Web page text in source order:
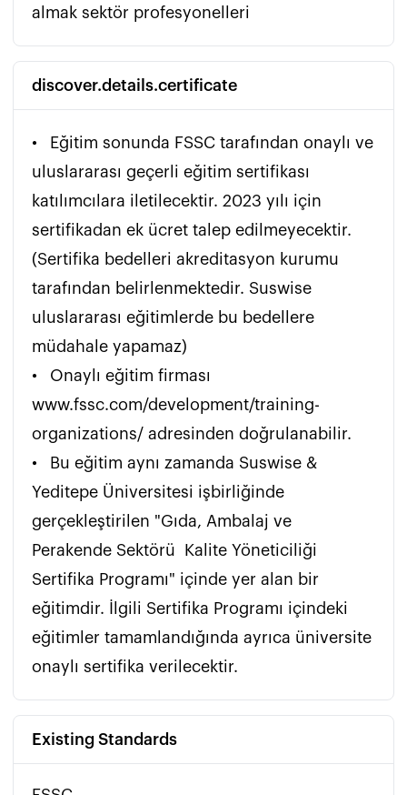
almak sektör profesyonelleri
discover.details.certificate
•	Eğitim sonunda FSSC tarafından onaylı ve
uluslararası geçerli eğitim sertifikası
katılımcılara iletilecektir. 2023 yılı için
sertifikadan ek ücret talep edilmeyecektir.
(Sertifika bedelleri akreditasyon kurumu
tarafından belirlenmektedir. Suswise
uluslararası eğitimlerde bu bedellere
müdahale yapamaz)
•	Onaylı eğitim firması
www.fssc.com/development/training-
organizations/ adresinden doğrulanabilir.
•	Bu eğitim aynı zamanda Suswise &
Yeditepe Üniversitesi işbirliğinde
gerçekleştirilen "Gıda, Ambalaj ve
Perakende Sektörü  Kalite Yöneticiliği
Sertifika Programı" içinde yer alan bir
eğitimdir. İlgili Sertifika Programı içindeki
eğitimler tamamlandığında ayrıca üniversite
onaylı sertifika verilecektir.
Existing Standards